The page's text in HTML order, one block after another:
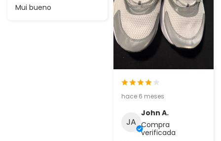
hace 6 meses
JA
John A.
Compra
verificada
Mui bueno